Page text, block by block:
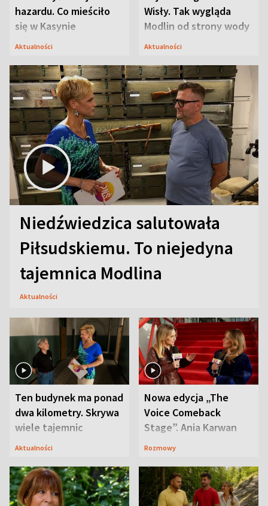
hazardu. Co mieściło
się w Kasynie
Oficerskim?
Aktualności
Wisły. Tak wygląda
Modlin od strony wody
Aktualności
Niedźwiedzica salutowała
Piłsudskiemu. To niejedyna
tajemnica Modlina
Aktualności
Ten budynek ma ponad
dwa kilometry. Skrywa
wiele tajemnic
Aktualności
Nowa edycja „The
Voice Comeback
Stage”. Ania Karwan
zapowiada
Rozmowy